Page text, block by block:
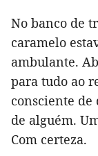
No banco de
caramelo
ambulante.
para tudo ao
consciente de
de alguém.
Com certeza.